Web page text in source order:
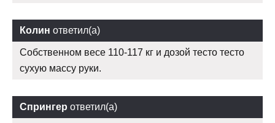
Колин ответил(а)
Собственном весе 110-117 кг и дозой тесто тесто
сухую массу руки.
Спрингер ответил(а)